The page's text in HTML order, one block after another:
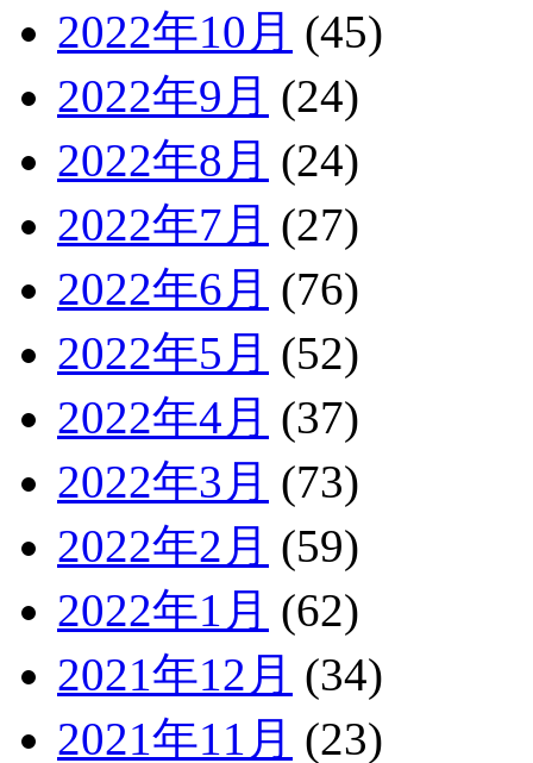
2022年10月 (45)
2022年9月 (24)
2022年8月 (24)
2022年7月 (27)
2022年6月 (76)
2022年5月 (52)
2022年4月 (37)
2022年3月 (73)
2022年2月 (59)
2022年1月 (62)
2021年12月 (34)
2021年11月 (23)